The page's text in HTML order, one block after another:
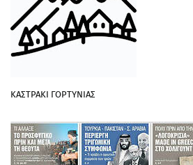
ΚΑΣΤΡΑΚΙ ΓΟΡΤΥΝΙΑΣ